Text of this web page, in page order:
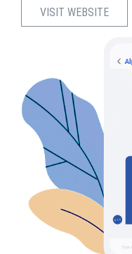
VISIT WEBSITE